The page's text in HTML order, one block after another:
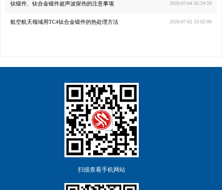
2020-07-04 05:34:59
钛锻件、钛合金锻件超声波探伤的注意事项
2020-07-02 23:02:08
航空航天领域用TC4钛合金锻件的热处理方法
扫描查看手机网站